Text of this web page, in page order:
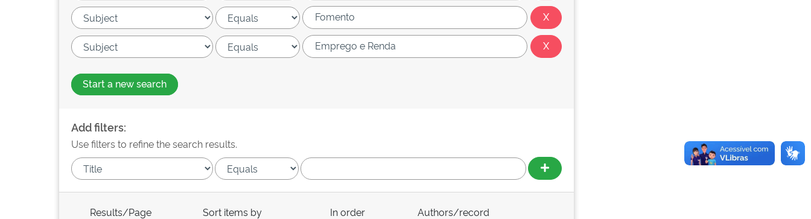
Start a new search
Add filters:
Use filters to refine the search results.
Results/Page Sort items by In order Authors/record